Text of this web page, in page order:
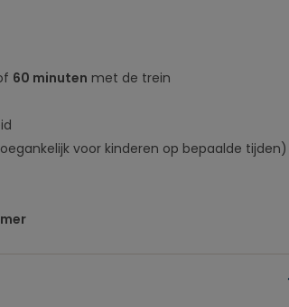
60 minuten met de trein
voor kinderen op bepaalde tijden)